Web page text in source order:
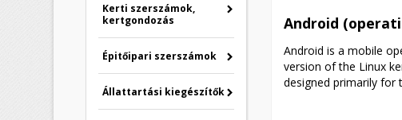
Kerti szerszámok,
kertgondozás
Épitőipari szerszámok
Állattartási kiegészítők
Android
Android is a mobile
version of the Linux
designed primarily for